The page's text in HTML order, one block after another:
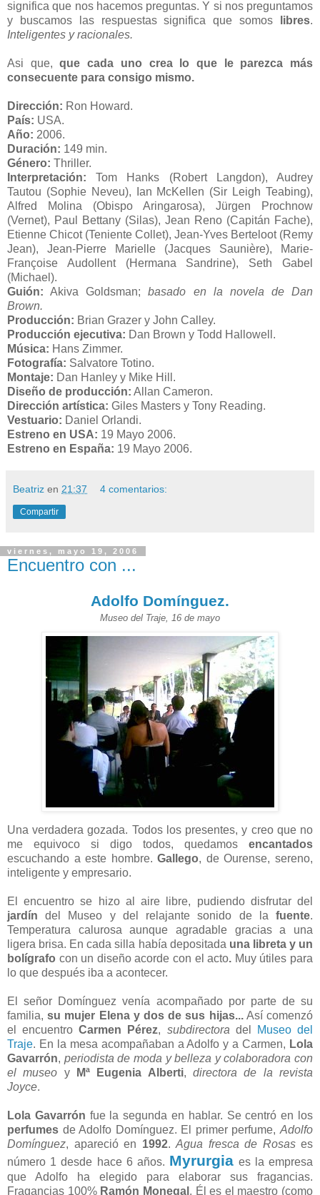
significa que nos hacemos preguntas. Y si nos preguntamos
y buscamos las respuestas significa que somos
libres.
Inteligentes y racionales.
Asi que,que cada uno crea lo que le parezca más
consecuente para consigo mismo.
Dirección: Ron Howard.
País: USA.
Año: 2006.
Duración: 149 min.
Género: Thriller.
Interpretación: Tom Hanks (Robert Langdon), Audrey
Tautou (Sophie Neveu), Ian McKellen (Sir Leigh Teabing),
Alfred Molina (Obispo Aringarosa), Jürgen Prochnow
(Vernet), Paul Bettany (Silas), Jean Reno (Capitán Fache),
Etienne Chicot (Teniente Collet), Jean-Yves Berteloot (Remy
Jean), Jean-Pierre Marielle (Jacques Saunière), Marie-
Françoise Audollent (Hermana Sandrine), Seth Gabel
(Michael).
Guión: Akiva Goldsman;basado en la novela de Dan
Brown.
Producción: Brian Grazer y John Calley.
Producción ejecutiva: Dan Brown y Todd Hallowell.
Música: Hans Zimmer.
Fotografía: Salvatore Totino.
Montaje: Dan Hanley y Mike Hill.
Diseño de producción: Allan Cameron.
Dirección artística: Giles Masters y Tony Reading.
Vestuario: Daniel Orlandi.
Estreno en USA: 19 Mayo 2006.
Estreno en España: 19 Mayo 2006.
Beatriz en 21:37 4 comentarios:
Compartir
viernes, mayo 19, 2006
Encuentro con ...
Adolfo Domínguez.
Museo del Traje, 16 de mayo
Una verdadera gozada. Todos los presentes, y creo que no
me equivoco si digo todos, quedamos encantados
escuchando a este hombre.Gallego, de Ourense, sereno,
inteligente y empresario.
El encuentro se hizo al aire libre, pudiendo disfrutar del
jardíndel Museo y del relajante sonido de lafuente.
Temperatura calurosa aunque agradable gracias a una
ligera brisa. En cada silla había depositada una libreta y un
bolígrafo con un diseño acorde con el acto. Muy útiles para
lo que después iba a acontecer.
El señor Domínguez venía acompañado por parte de su
familia,su mujer Elena y dos de sus hijas...Así comenzó
el encuentroCarmen Pérez, subdirectora del
Museo del
Traje. En la mesa acompañaban a Adolfo y a Carmen, Lola
Gavarrón, periodista de moda y belleza y colaboradora con
el museo y Mª Eugenia Alberti,directora de la revista
Joyce.
Lola Gavarrón fue la segunda en hablar. Se centró en los
perfumes de Adolfo Domínguez. El primer perfume,Adolfo
Domínguez, apareció en 1992. Agua fresca de Rosases
número 1 desde hace 6 años. Myrurgia es la empresa
que Adolfo ha elegido para elaborar sus fragancias.
Fragancias 100% Ramón Monegal . Él es el maestro (como